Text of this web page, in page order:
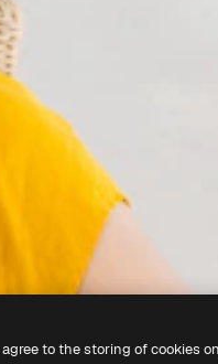
to the storing of cookies